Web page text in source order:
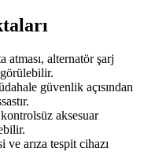
atması, alternatör şarj
güvenlik açısından
aksesuar
arıza tespit cihazı